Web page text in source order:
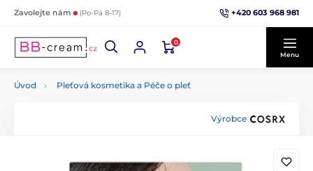
Zavolejte nám (Po-Pá 8-17) +420 603 968 981
0
Menu
Úvod Pleťová kosmetika a Péče o pleť
Výrobce